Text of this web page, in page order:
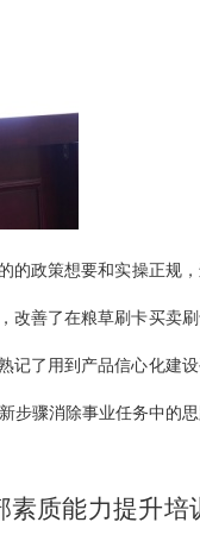
的政策想要和实操正规
改善了在粮草刷卡买卖
记了用到产品信心化建
步骤消除事业任务中的
素质能力提升培